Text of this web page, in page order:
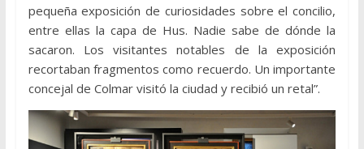
pequeña exposición de curiosidades sobre el concilio,
entre ellas la capa de Hus. Nadie sabe de dónde la
sacaron. Los visitantes notables de la exposición
recortaban fragmentos como recuerdo. Un importante
concejal de Colmar visitó la ciudad y recibió un retal”.